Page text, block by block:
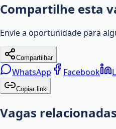
Compartilhe esta
Envie a oportunidade para
Compartilhar
WhatsApp Facebook
Copiar link
Vagas relacionadas